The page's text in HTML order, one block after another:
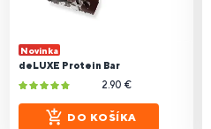
Novinka
deLUXE Protein Bar
2.90 €
DO KOŠÍKA